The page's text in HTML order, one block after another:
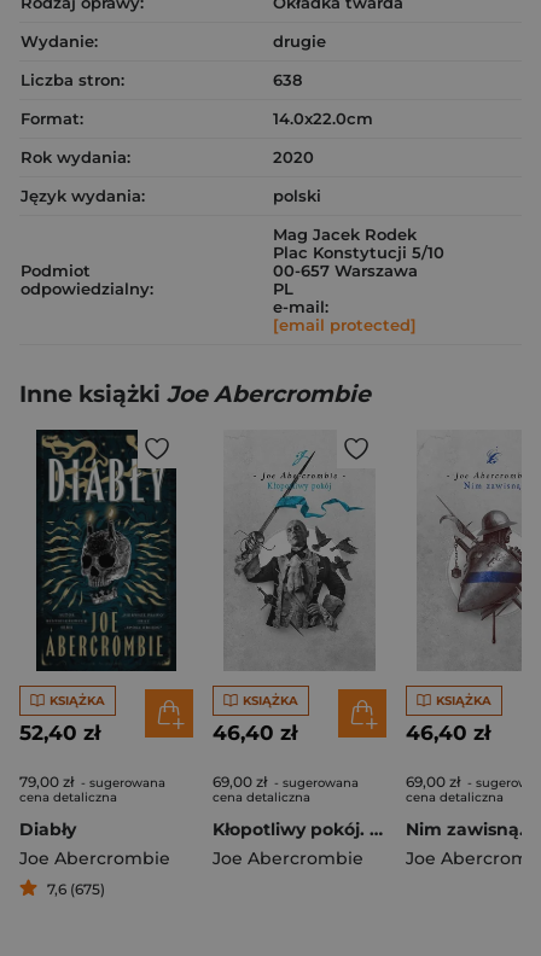
Wydanie:
drugie
Liczba stron:
638
Format:
14.0x22.0cm
Rok wydania:
2020
Język wydania:
polski
Podmiot
odpowiedzialny:
Mag Jacek Rodek
Plac Konstytucji 5/10
00-657 Warszawa
PL
e-mail:
[email protected]
Inne książki Joe Abercrombie
KSIĄŻKA
52,40 zł
79,00 zł - sugerowana
cena detaliczna
Diabły
Joe Abercrombie
7,6 (675)
KSIĄŻKA
46,40 zł
69,00 zł - sugerowana
cena detaliczna
Kłopotliwy pokój. Cykl Pierwsze prawo
Joe Abercrombie
KSIĄŻKA
46,40 zł
69,00 zł -
cena detaliczna
Joe